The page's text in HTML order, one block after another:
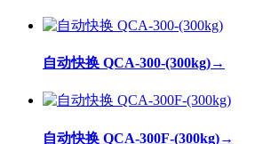
自动快换 QCA-300-(300kg)→
自动快换 QCA-300F-(300kg)→